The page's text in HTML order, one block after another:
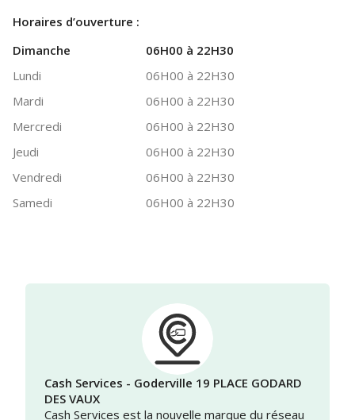
Horaires d’ouverture :
Dimanche
06H00 à 22H30
Lundi
06H00 à 22H30
Mardi
06H00 à 22H30
Mercredi
06H00 à 22H30
Jeudi
06H00 à 22H30
Vendredi
06H00 à 22H30
Samedi
06H00 à 22H30
Cash Services - Goderville 19 PLACE GODARD
DES VAUX
Cash Services est la nouvelle marque du réseau